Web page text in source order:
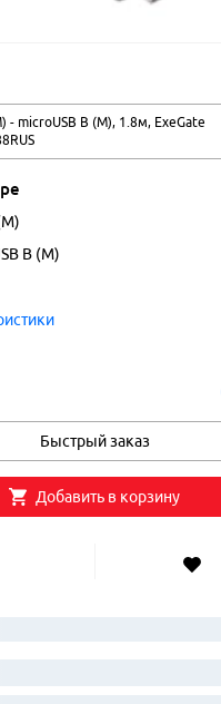
- microUSB B (M), 1.8м, ExeGate
B (M)
Быстрый заказ
Добавить в корзину